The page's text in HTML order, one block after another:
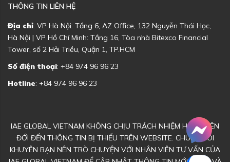
THÔNG TIN LIÊN HỆ
Địa chỉ: VP Hà Nội: Tầng 6, AZ Office, 132 Nguyễn Thái Học,
Hà Nội | VP Hồ Chí Minh: Tầng 16, Tòa nhà Bitexco Financial
Tower, số 2 Hải Triều, Quận 1, TP.HCM
Số điện thoại: +84 974 96 96 23
Hotline: +84 974 96 96 23
IAE GLOBAL VIETNAM KHÔNG CHỊU TRÁCH NHIỆM HOẶC LIÊN
ĐỚI ĐẾN THÔNG TIN BỊ THIẾU TRÊN WEBSITE. CHÚNG TÔI
KHUYÊN BẠN NÊN TRÒ CHUYỆN VỚI NHÂN VIÊN TƯ VẤN CỦA